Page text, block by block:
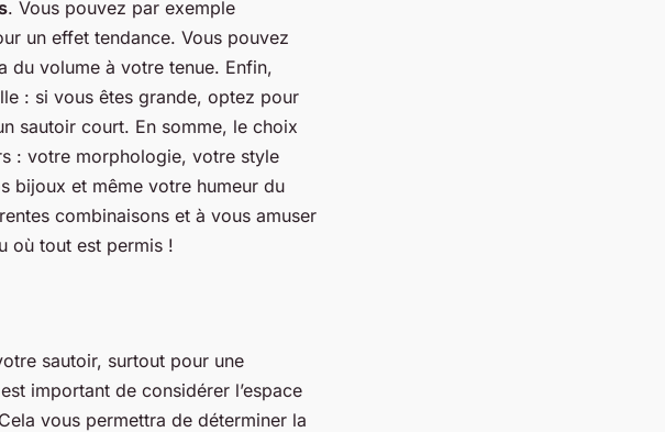
. Vous pouvez par exemple
un effet tendance. Vous pouvez
du volume à votre tenue. Enfin,
: si vous êtes grande, optez pour
sautoir court. En somme, le choix
: votre morphologie, votre style
bijoux et même votre humeur du
combinaisons et à vous amuser
où tout est permis !
sautoir, surtout pour une
important de considérer l’espace
vous permettra de déterminer la